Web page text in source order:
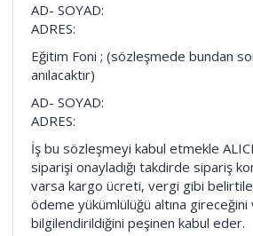
AD- SOYAD:
ADRES:
Eğitim Foni ; (sözleşmede bundan
anılacaktır)
AD- SOYAD:
ADRES:
İş bu sözleşmeyi kabul etmekle
siparişi onayladığı takdirde sipariş
varsa kargo ücreti, vergi gibi
ödeme yükümlülüğü altına
bilgilendirildiğini peşinen kabul eder.